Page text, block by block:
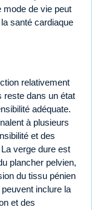
mode de vie peut
santé cardiaque
relativement
reste dans un état
adéquate.
à plusieurs
et des
verge dure est
plancher pelvien,
du tissu pénien
inclure la
et des